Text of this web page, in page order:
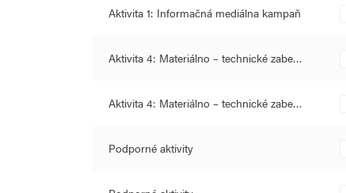
Aktivita 1: Informačná mediálna kampaň
Aktivita 4: Materiálno – technické zabe…
Aktivita 4: Materiálno – technické zabe…
Podporné aktivity